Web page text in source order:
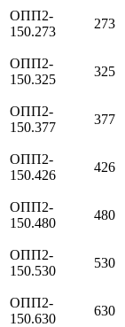
ОПП2-
150.273
273
ОПП2-
150.325
325
ОПП2-
150.377
377
ОПП2-
150.426
426
ОПП2-
150.480
480
ОПП2-
150.530
530
ОПП2-
150.630
630